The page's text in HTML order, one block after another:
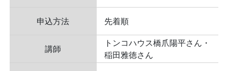
申込方法 先着順
講師
トンコハウス橋爪陽平さん・
稲田雅徳さん